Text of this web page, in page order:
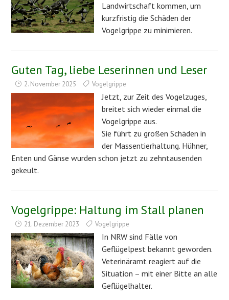
Landwirtschaft kommen, um
kurzfristig die Schäden der
Vogelgrippe zu minimieren.
Guten Tag, liebe Leserinnen und Leser
2. November 2025 Vogelgrippe
Jetzt, zur Zeit des Vogelzuges,
breitet sich wieder einmal die
Vogelgrippe aus.
Sie führt zu großen Schäden in
der Massentierhaltung. Hühner,
Enten und Gänse wurden schon jetzt zu zehntausenden
gekeult.
Vogelgrippe: Haltung im Stall planen
21. Dezember 2023 Vogelgrippe
In NRW sind Fälle von
Geflügelpest bekannt geworden.
Veterinäramt reagiert auf die
Situation – mit einer Bitte an alle
Geflügelhalter.